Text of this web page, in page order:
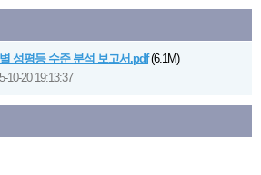
성평등 수준 분석 보고서.pdf(6.1M)
10-20 19:13:37